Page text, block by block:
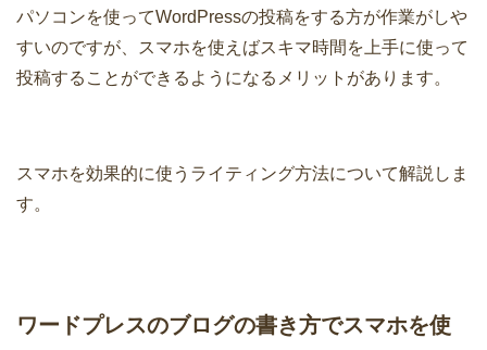
パソコンを使ってWordPressの投稿をする方が作業がしや
すいのですが、スマホを使えばスキマ時間を上手に使って
投稿することができるようになるメリットがあります。
スマホを効果的に使うライティング方法について解説しま
す。
ワードプレスのブログの書き方でスマホを使